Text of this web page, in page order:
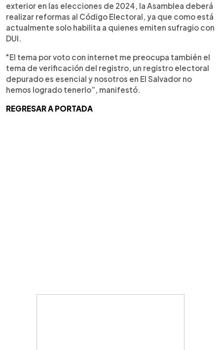
exterior en las elecciones de 2024, la Asamblea deberá
realizar reformas al Código Electoral, ya que como está
actualmente solo habilita a quienes emiten sufragio con
DUI.
"El tema por voto con internet me preocupa también el
tema de verificación del registro, un registro electoral
depurado es esencial y nosotros en El Salvador no
hemos logrado tenerlo”, manifestó.
REGRESAR A PORTADA